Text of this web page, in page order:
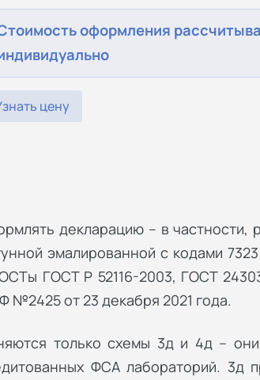
оформления
цену
декларацию – в частности,
эмалированной с кодами
ГОСТ Р 52116-2003, ГОСТ
№2425 от 23 декабря 2021 года.
только схемы 3д и 4д –
ФСА лабораторий. 3д